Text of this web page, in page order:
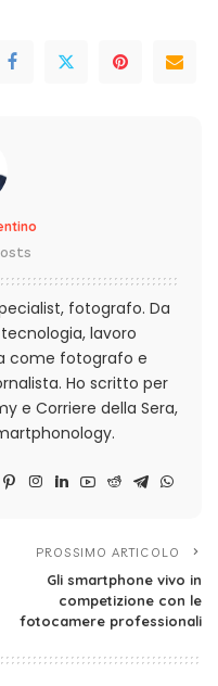
fotografo. Da
lavoro
come fotografo e
Ho scritto per
e Corriere della Sera,
PROSSIMO ARTICOLO
Gli smartphone vivo in
competizione con le
fotocamere professionali